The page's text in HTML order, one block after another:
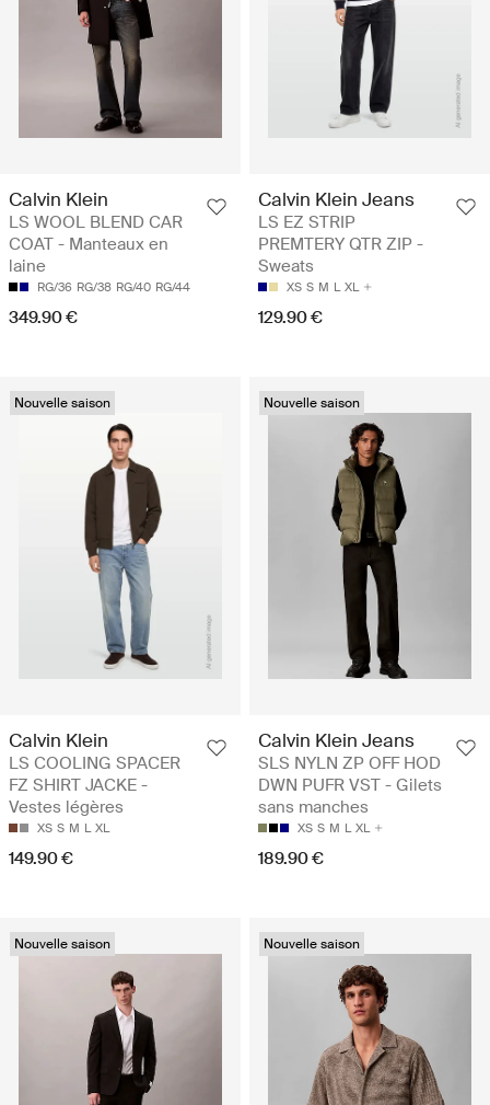
Calvin Klein
LS WOOL BLEND CAR
COAT - Manteaux en
laine
RG/36 RG/38 RG/40 RG/44
349.90 €
Calvin Klein Jeans
LS EZ STRIP
PREMTERY QTR ZIP -
Sweats
XS S M L XL
129.90 €
Nouvelle saison
Calvin Klein
LS COOLING SPACER
FZ SHIRT JACKE -
Vestes légères
XS S M L XL
149.90 €
Nouvelle saison
Calvin Klein Jeans
SLS NYLN ZP OFF HOD
DWN PUFR VST - Gilets
sans manches
XS S M L XL
189.90 €
Nouvelle saison Nouvelle saison